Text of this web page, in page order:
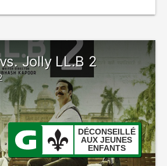
Jolly LL.B 2
DÉCONSEILLÉ
AUX JEUNES
ENFANTS